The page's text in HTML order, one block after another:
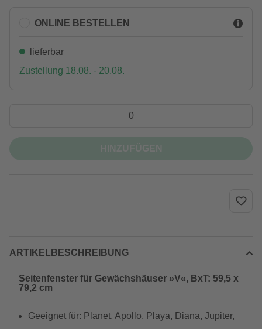
ONLINE BESTELLEN
lieferbar
Zustellung 18.08. - 20.08.
ARTIKELBESCHREIBUNG
Seitenfenster für Gewächshäuser »V«, BxT: 59,5 x
79,2 cm
Geeignet für: Planet, Apollo, Playa, Diana, Jupiter,